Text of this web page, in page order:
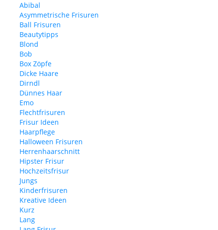
Abibal
Asymmetrische Frisuren
Ball Frisuren
Beautytipps
Blond
Bob
Box Zöpfe
Dicke Haare
Dirndl
Dünnes Haar
Emo
Flechtfrisuren
Frisur Ideen
Haarpflege
Halloween Frisuren
Herrenhaarschnitt
Hipster Frisur
Hochzeitsfrisur
Jungs
Kinderfrisuren
Kreative Ideen
Kurz
Lang